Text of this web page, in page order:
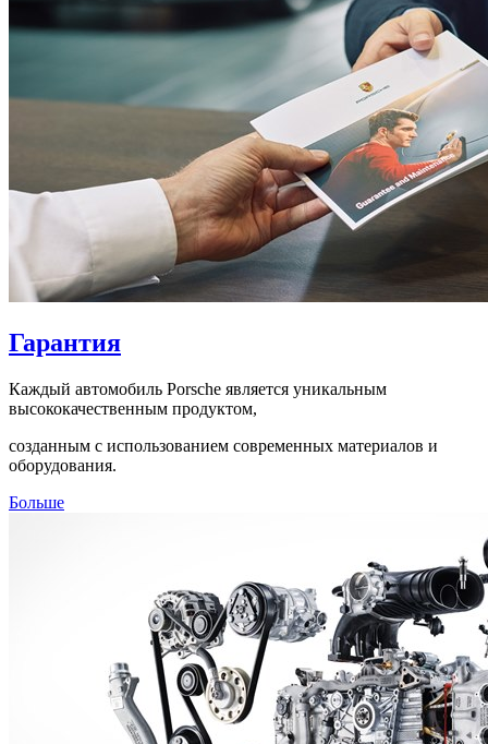
Гарантия
Каждый автомобиль Porsche является уникальным
высококачественным продуктом,
созданным с использованием современных материалов и
оборудования.
Больше